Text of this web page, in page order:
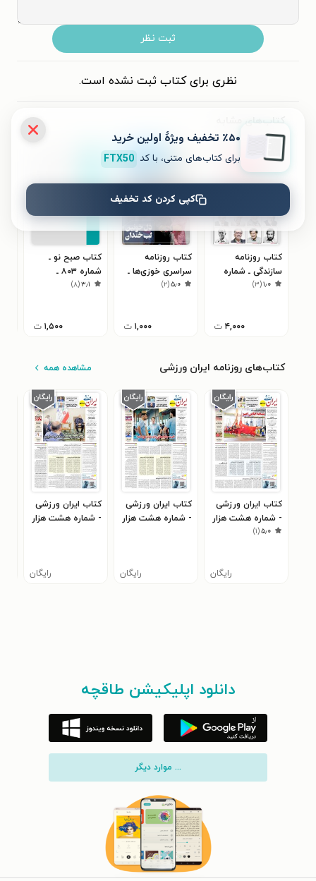
ثبت نظر
نظری برای کتاب ثبت نشده است.
کتاب‌های مشابه
کتاب روزنامه
سازندگی ـ شماره
۱٫۰(۳)
۴,۰۰۰ ت
کتاب روزنامه
سراسری خوزی‌ها ـ
۵٫۰(۲)
۱,۰۰۰ ت
کتاب صبح نو ـ
شماره ۸۰۳ ـ
دوشنبه ۲۲ مهر ۹۸
۳٫۱(۸)
۱,۵۰۰ ت
کتاب‌های روزنامه ایران ورزشی مشاهده همه
کتاب ایران ورزشی
- شماره هشت هزار
۵٫۰(۱)
رایگان
کتاب ایران ورزشی
- شماره هشت هزار
رایگان
کتاب ایران ورزشی
- شماره هشت هزار
رایگان
دانلود اپلیکیشن طاقچه
... موارد دیگر
٪۵۰ تخفیف ویژۀ اولین خرید
برای کتاب‌های متنی، با کد FTX50
کپی کردن کد تخفیف